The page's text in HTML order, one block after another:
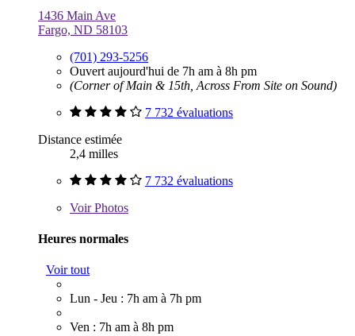
1436 Main Ave
Fargo, ND 58103
(701) 293-5256
Ouvert aujourd'hui de 7h am à 8h pm
(Corner of Main & 15th, Across From Site on Sound)
7 732 évaluations
Distance estimée
2,4 milles
7 732 évaluations
VoirPhotos
Heures normales
Voir tout
Lun - Jeu : 7h am à 7h pm
Ven : 7h am à 8h pm